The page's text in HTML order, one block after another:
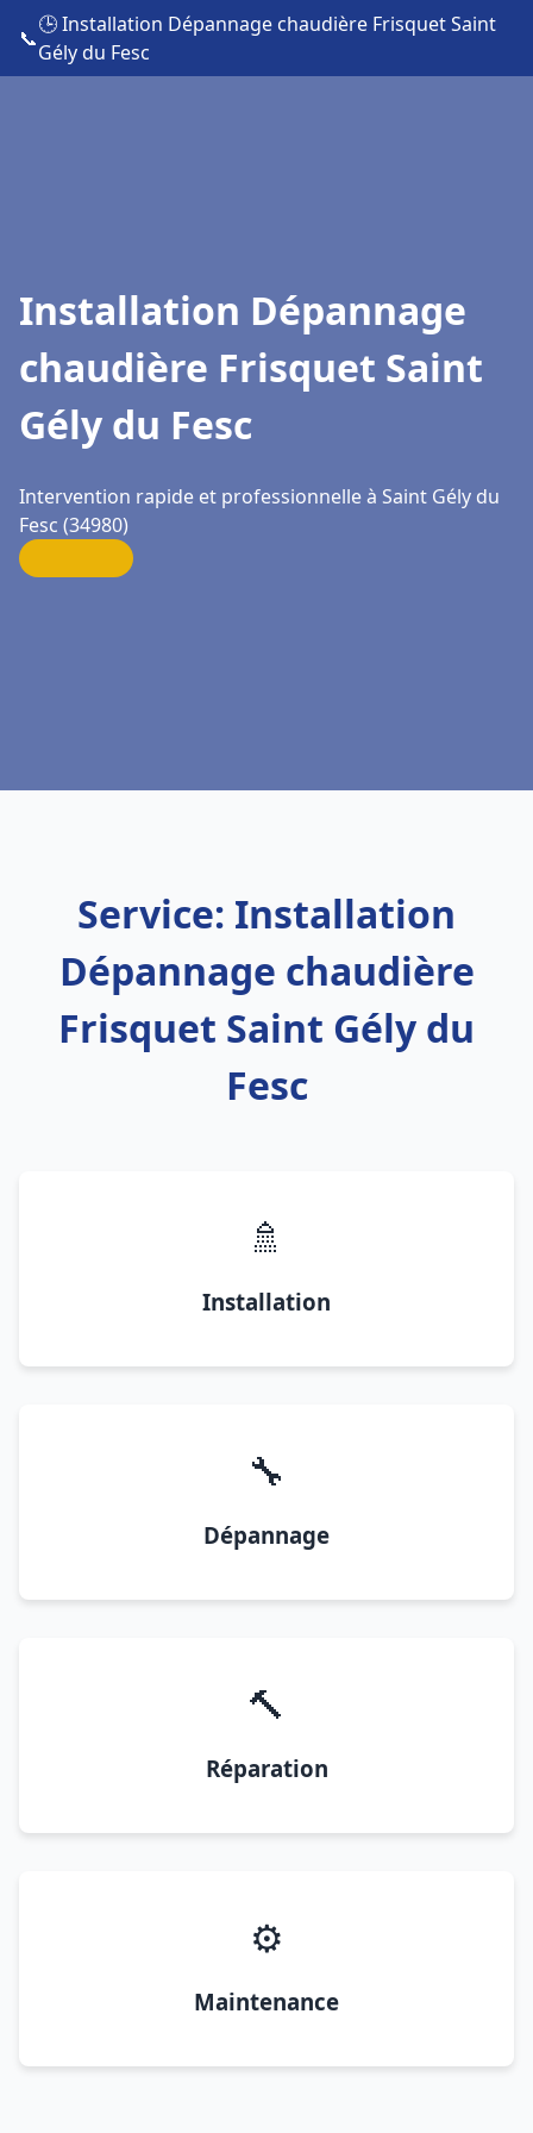
📞
🕒 Installation Dépannage chaudière Frisquet Saint
Gély du Fesc
Installation Dépannage
chaudière Frisquet Saint
Gély du Fesc
Intervention rapide et professionnelle à Saint Gély du
Fesc (34980)
Service: Installation
Dépannage chaudière
Frisquet Saint Gély du
Fesc
🚿
Installation
🔧
Dépannage
🔨
Réparation
⚙️
Maintenance